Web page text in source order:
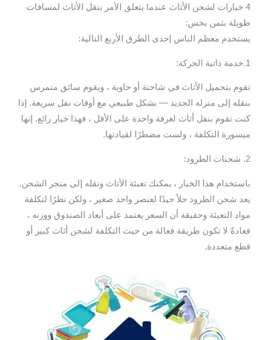
4 خيارات لشحن الأثاث عندما يتعلق الأمر بنقل الأثاث لمسافات
طويلة بثمن بخس:
يستخدم معظم الناس إحدى الطرق الأربع التالية:
1.خدمة ذاتية الحركة:
تقوم بتحميل الأثاث في شاحنة أو حاوية ، ويقوم سائق متمرس
بنقله إلى منزله الجديد — بشكل طبيعي مع أوقات نقل سريعة. إذا
كنت تقوم بنقل أثاث لغرفة واحدة على الأقل ، فهذا خيار رائع. إنها
ميسورة التكلفة ، ولست مضطرًا لقيادتها.
2. شحنات الطرود:
باستخدام هذا الخيار ، يمكنك تعبئة الأثاث ونقله إلى متجر الشحن.
يعد شحن الطرود حلاً جيدًا لعنصر واحد صغير ، ولكن نظرًا لتكلفة
مواد التعبئة وحقيقة أن السعر يعتمد على أبعاد الصندوق ووزنه ،
فعادةً لا تكون طريقة فعالة من حيث التكلفة لشحن أثاث كبير أو
قطع متعددة.